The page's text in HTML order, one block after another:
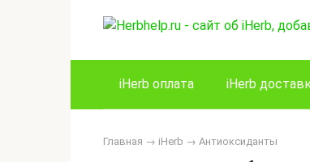
iHerb оплата iHerb
Главная → iHerb → Антиоксиданты